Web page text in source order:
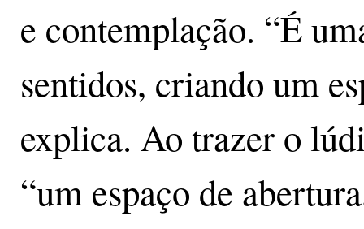
e contemplação. “É
sentidos, criando um
explica. Ao trazer o
“um espaço de